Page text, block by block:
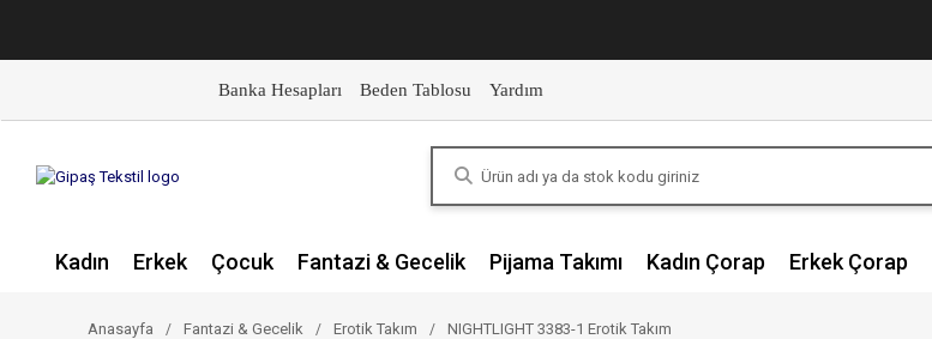
Banka Hesapları Beden Tablosu Yardım
Kadın Erkek Çocuk Fantazi & Gecelik Pijama Takımı Kadın Çorap Erkek Çorap
Anasayfa Fantazi & Gecelik Erotik Takım NIGHTLIGHT 3383-1 Erotik Takım